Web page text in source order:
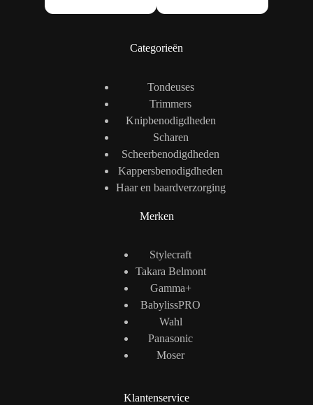
Categorieën
Tondeuses
Trimmers
Knipbenodigdheden
Scharen
Scheerbenodigdheden
Kappersbenodigdheden
Haar en baardverzorging
Merken
Stylecraft
Takara Belmont
Gamma+
BabylissPRO
Wahl
Panasonic
Moser
Klantenservice